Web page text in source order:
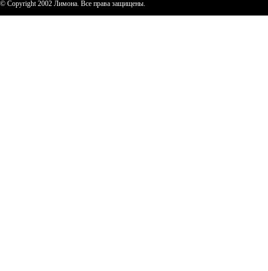
© Copyright 2002 Лимона. Все права защищены.